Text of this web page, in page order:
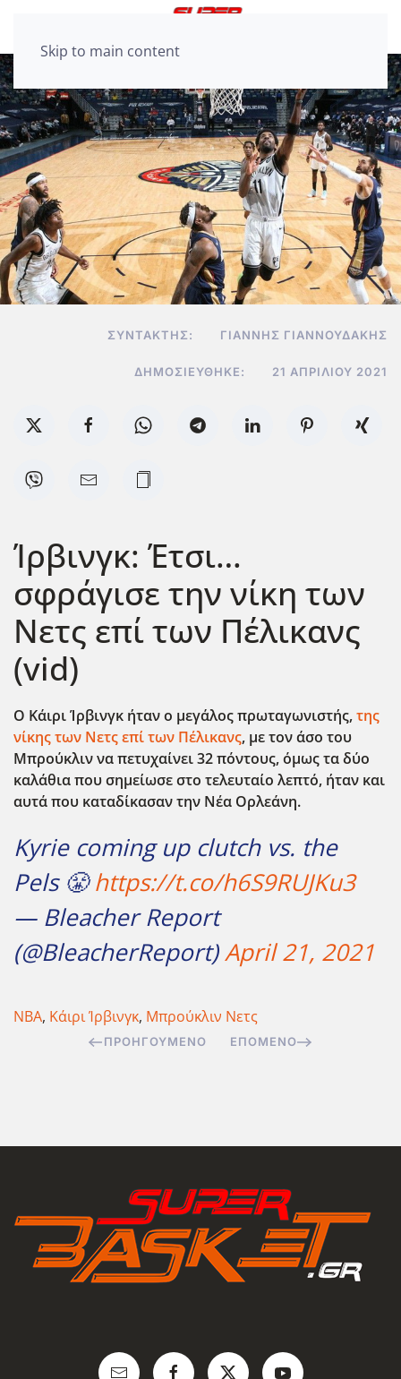
Skip to main content
ΣΥΝΤΆΚΤΗΣ: ΓΙΆΝΝΗΣ ΓΙΑΝΝΟΥΔΆΚΗΣ
ΔΗΜΟΣΙΕΎΘΗΚΕ: 21 ΑΠΡΙΛΊΟΥ 2021
Ίρβινγκ: Έτσι…
σφράγισε την νίκη των
Νετς επί των Πέλικανς
(vid)
Ο Κάιρι Ίρβινγκ ήταν ο μεγάλος πρωταγωνιστής,της
νίκης των Νετς επί των Πέλικανς, με τον άσο του
Μπρούκλιν να πετυχαίνει 32 πόντους, όμως τα δύο
καλάθια που σημείωσε στο τελευταίο λεπτό, ήταν και
αυτά που καταδίκασαν την Νέα Ορλεάνη.
Kyrie coming up clutch vs. the
Pels 😤https://t.co/h6S9RUJKu3
— Bleacher Report
(@BleacherReport)April 21, 2021
ΝΒΑ, Κάιρι Ίρβινγκ, Μπρούκλιν Νετς
ΠΡΟΗΓΟΎΜΕΝΟ ΕΠΌΜΕΝΟ